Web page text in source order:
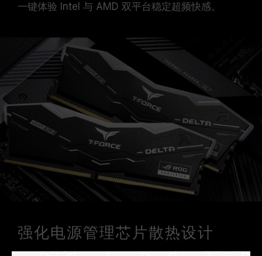
一键体验 Intel 与 AMD 双平台稳定超频快感。
强化电源管理芯片散热设计